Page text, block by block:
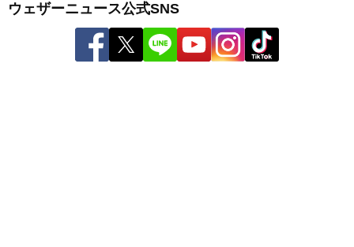
ウェザーニュース公式SNS